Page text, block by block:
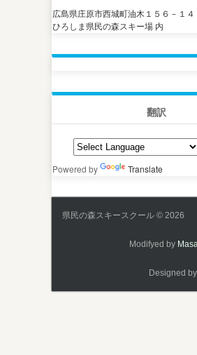
広島県庄原市西城町油木１５６－１４
ひろしま県民の森スキー場 内
翻訳
Powered by Translate
県民の森スキースクール © 2026
Modifyed by
Designed by